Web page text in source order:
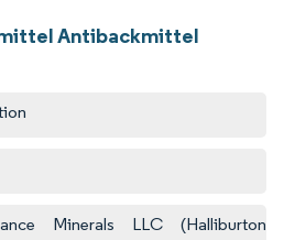
Antibackmittel
Minerals LLC (Halliburton